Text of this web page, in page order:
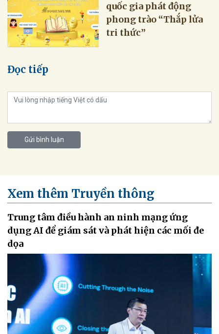
quốc gia phát động
phong trào “Thắp lửa
tri thức”
Đọc tiếp
Gửi bình luận
Xem thêm Truyền thông
Trung tâm điều hành an ninh mạng ứng
dụng AI để giám sát và phát hiện các mối đe
dọa